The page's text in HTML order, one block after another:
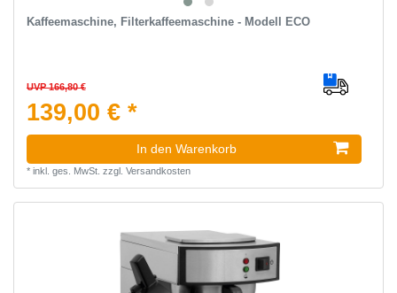
Kaffeemaschine, Filterkaffeemaschine - Modell ECO
UVP 166,80 €
139,00 € *
In den Warenkorb
* inkl. ges. MwSt. zzgl. Versandkosten